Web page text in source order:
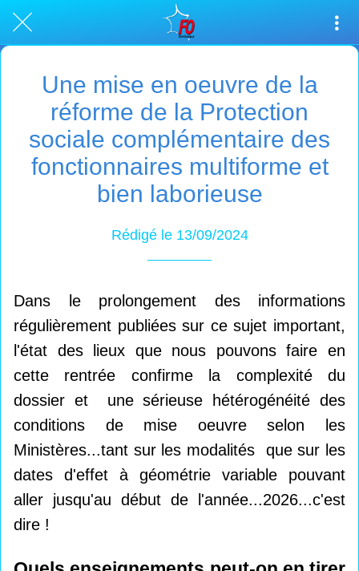
Une mise en oeuvre de la
réforme de la Protection
sociale complémentaire des
fonctionnaires multiforme et
bien laborieuse
Rédigé le 13/09/2024
Dans le prolongement des informations
régulièrement publiées sur ce sujet important,
l'état des lieux que nous pouvons faire en
cette rentrée confirme la complexité du
dossier et une sérieuse hétérogénéité des
conditions de mise oeuvre selon les
Ministères...tant sur les modalités que sur les
dates d'effet à géométrie variable pouvant
aller jusqu'au début de l'année...2026...c'est
dire !